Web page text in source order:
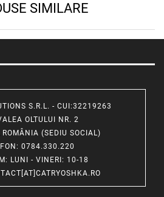
SIMILARE
S.R.L. - CUI:32219263
OLTULUI NR. 2
ROMÂNIA (SEDIU SOCIAL)
: 0784.330.220
: LUNI - VINERI: 10-18